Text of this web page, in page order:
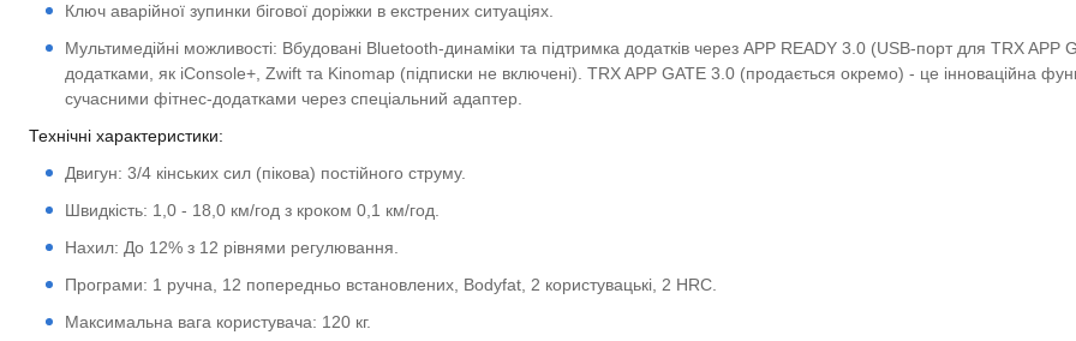
Ключ аварійної зупинки бігової доріжки в екстрених ситуаціях.
Мультимедійні можливості: Вбудовані Bluetooth-динаміки та підтримка додатків через APP READY 3.0 (USB-порт для TRX APP
додатками, як iConsole+, Zwift та Kinomap (підписки не включені). TRX APP GATE 3.0 (продається окремо) - це інноваційна
сучасними фітнес-додатками через спеціальний адаптер.
Технічні характеристики:
Двигун: 3/4 кінських сил (пікова) постійного струму.
Швидкість: 1,0 - 18,0 км/год з кроком 0,1 км/год.
Нахил: До 12% з 12 рівнями регулювання.
Програми: 1 ручна, 12 попередньо встановлених, Bodyfat, 2 користувацькі, 2 HRC.
Максимальна вага користувача: 120 кг.